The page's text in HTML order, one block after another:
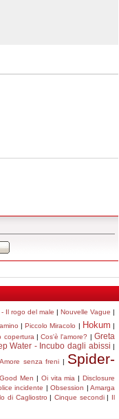
Il rogo del male | Nouvelle Vague |
|Piccolo Miracolo | Hokum |
copertura |Cos'è l'amore? |Greta
Water - Incubo dagli abissi |
senza freni | Spider-
Men | Oi vita mia |Disclosure
incidente |Obsession |Amarga
di Cagliostro |Cinque secondi| Il